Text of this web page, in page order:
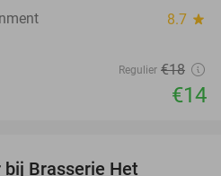
8.7 star
Regulier €18
€14
Brasserie Het